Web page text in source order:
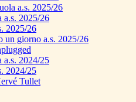
a.s. 2025/26
a.s. 2025/26
2025/26
un giorno a.s. 2025/26
a.s. 2024/25
2024/25
Tullet